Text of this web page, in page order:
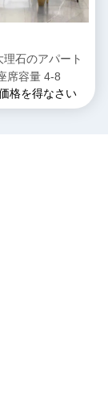
石のアパート
席容量 4-8
格を得なさい